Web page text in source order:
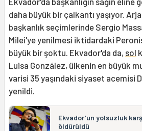
daha büyük bir çalkantı yaşıyor.
başkanlık seçimlerinde Sergio
Milei'ye yenilmesi iktidardaki
büyük bir şoktu. Ekvador'da da, sol
Luisa González, ülkenin en büyük
varisi 35 yaşındaki siyaset acemisi
yenildi.
Ekvador’un yolsuzluk
öldürüldü